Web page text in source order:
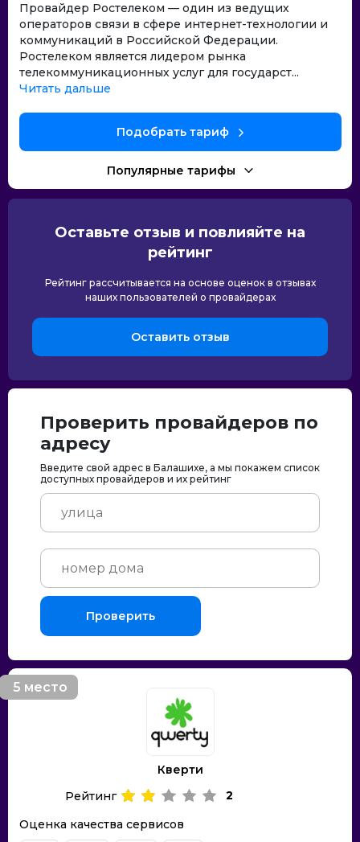
Провайдер Ростелеком — один из ведущих
операторов связи в сфере интернет-технологии и
коммуникаций в Российской Федерации.
Ростелеком является лидером рынка
телекоммуникационных услуг для государст...
Читать дальше
Подобрать тариф
Популярные тарифы
Оставьте отзыв и повлияйте на
рейтинг
Рейтинг рассчитывается на основе оценок в отзывах
наших пользователей о провайдерах
Оставить отзыв
Проверить провайдеров по
адресу
Введите свой адрес в Балашихе, а мы покажем список
доступных провайдеров и их рейтинг
Проверить
5 место
Кверти
Оценка качества сервисов
Рейтинг 2